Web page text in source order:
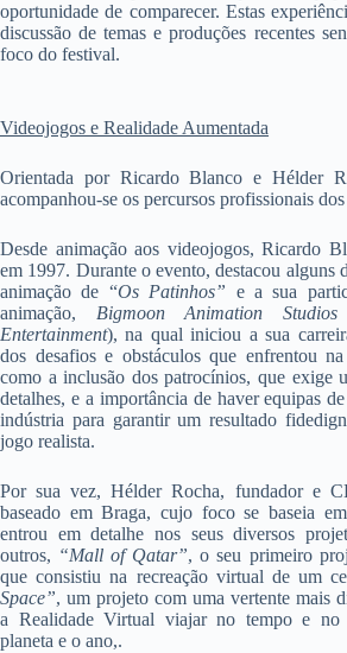
oportunidade de comparecer. Estas
discussão de temas e produções recentes
foco do festival.
Videojogos e Realidade Aumentada
Orientada por Ricardo Blanco e Hélder
acompanhou-se os percursos profissionais
Desde animação aos videojogos, Ricardo
em 1997. Durante o evento, destacou alguns
animação de “Os Patinhos” e a sua
animação, Bigmoon Animation Studios
Entertainment), na qual iniciou a sua
dos desafios e obstáculos que enfrentou
como a inclusão dos patrocínios, que exige
detalhes, e a importância de haver equipas
indústria para garantir um resultado
jogo realista.
Por sua vez, Hélder Rocha, fundador e
baseado em Braga, cujo foco se baseia
entrou em detalhe nos seus diversos
outros, “Mall of Qatar”, o seu primeiro
que consistiu na recreação virtual de um
Space”, um projeto com uma vertente mais
a Realidade Virtual viajar no tempo e no
planeta e o ano,.